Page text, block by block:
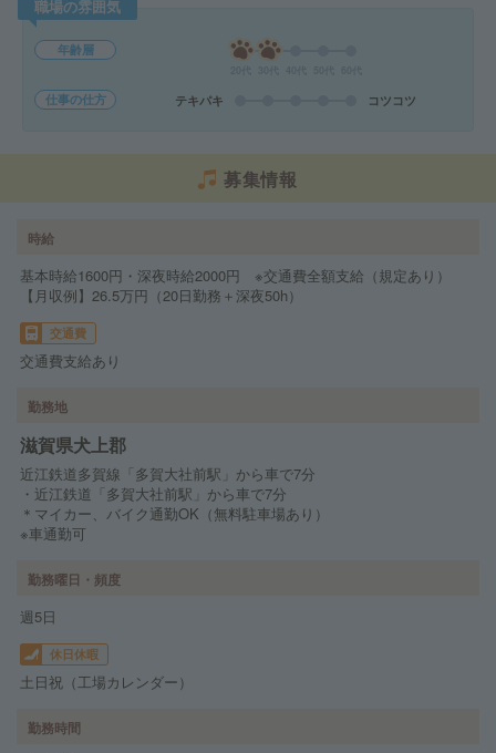
職場の雰囲気
年齢層
仕事の仕方 テキパキ コツコツ
募集情報
時給
基本時給1600円・深夜時給2000円 ※交通費全額支給（規定あり）
【月収例】26.5万円（20日勤務＋深夜50h）
交通費
交通費支給あり
勤務地
滋賀県犬上郡
近江鉄道多賀線「多賀大社前駅」から車で7分
・近江鉄道「多賀大社前駅」から車で7分
＊マイカー、バイク通勤OK（無料駐車場あり）
※車通勤可
勤務曜日・頻度
週5日
休日休暇
土日祝（工場カレンダー）
勤務時間